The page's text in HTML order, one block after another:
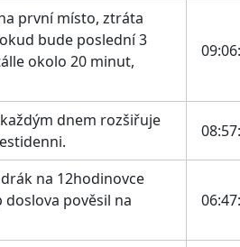
první místo, ztráta
bude poslední 3
okolo 20 minut,
dnem rozšiřuje
na 12hodinovce
doslova pověsil na